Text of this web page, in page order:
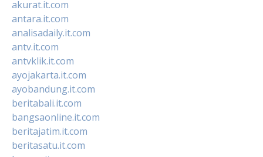
akurat.it.com
antara.it.com
analisadaily.it.com
antv.it.com
antvklik.it.com
ayojakarta.it.com
ayobandung.it.com
beritabali.it.com
bangsaonline.it.com
beritajatim.it.com
beritasatu.it.com